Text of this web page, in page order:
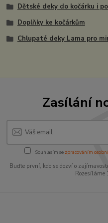
Dětské deky do kočárku i
Doplňky ke kočárkům
Chlupaté deky Lama pro
Zasílání
Souhlasím se zpracováním
Buďte první, kdo se dozví o
Rozesíláme